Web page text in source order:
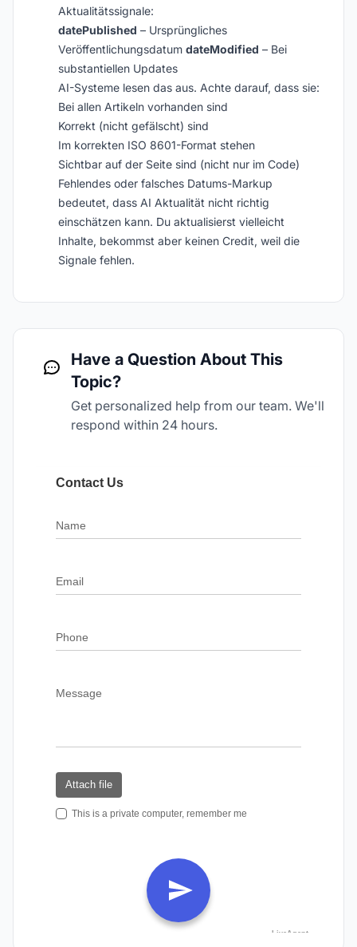
Aktualitätssignale:
datePublished – Ursprüngliches
Veröffentlichungsdatum dateModified – Bei
substantiellen Updates
AI-Systeme lesen das aus. Achte darauf, dass sie:
Bei allen Artikeln vorhanden sind
Korrekt (nicht gefälscht) sind
Im korrekten ISO 8601-Format stehen
Sichtbar auf der Seite sind (nicht nur im Code)
Fehlendes oder falsches Datums-Markup
bedeutet, dass AI Aktualität nicht richtig
einschätzen kann. Du aktualisierst vielleicht
Inhalte, bekommst aber keinen Credit, weil die
Signale fehlen.
Have a Question About This
Topic?
Get personalized help from our team. We'll
respond within 24 hours.